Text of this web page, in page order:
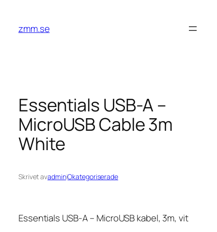
innehåll
zmm.se
Essentials USB-A –
MicroUSB Cable 3m
White
Skrivet avadminiOkategoriserade
Essentials USB-A – MicroUSB kabel, 3m, vit